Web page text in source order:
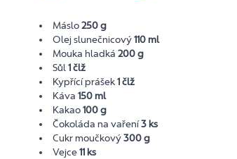
Máslo250 g
Olej slunečnicový110 ml
Mouka hladká200 g
Sůl1 člž
Kypřící prášek1 člž
Káva150 ml
Kakao100 g
Čokoláda na vaření3 ks
Cukr moučkový300 g
Vejce11 ks